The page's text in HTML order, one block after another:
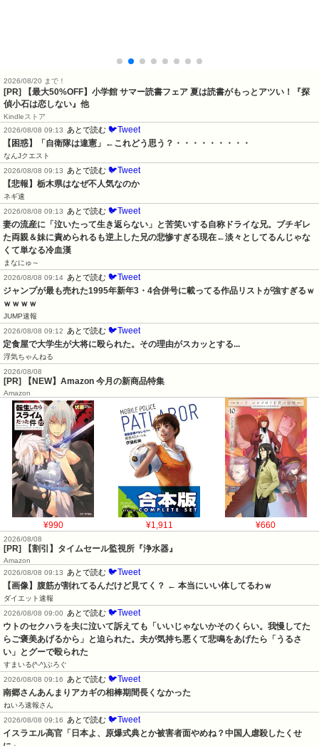
2026/08/20 まで！
[PR]
【最大50%OFF】小学館 サマー読書フェア 夏は読書がもっとアツい！『探
偵小石は恋しない』他
Kindleストア
2026/08/08 09:13
あとで読む 🐦Tweet
【困惑】「自衛隊は違憲」←これどう思う？・・・・・・・・・
なんJクエスト
2026/08/08 09:13
あとで読む 🐦Tweet
【悲報】栃木県はなぜ不人気なのか
ネギ速
2026/08/08 09:13
あとで読む 🐦Tweet
妻の流産に「泣いたって生き返らない」と苦笑いする自称ドライな兄。ブチギレ
た両親＆妹に責められるも逆上した兄の悲惨すぎる現在←淡々としてるんじゃな
くて単なる冷血漢
まなにゅ～
2026/08/08 09:14 あとで読む 🐦Tweet
ジャンプが最も売れた1995年新年3・4合併号に載ってる作品リストが強すぎるｗ
ｗｗｗｗ
JUMP速報
2026/08/08 09:12
あとで読む 🐦Tweet
定食屋で大学生が大将に殴られた。その理由がスカッとする...
浮気ちゃんねる
2026/08/08
[PR] 【NEW】Amazon 今月の新商品特集
Amazon
¥990 ¥1,911 ¥660
2026/08/08
[PR] 【割引】タイムセール監視所『浄水器』
Amazon
2026/08/08 09:13
あとで読む 🐦Tweet
【画像】腹筋が割れてるんだけど見てく？ ← 本当にいい体してるわｗ
ダイエット速報
2026/08/08 09:00
あとで読む 🐦Tweet
ウトのセクハラを夫に泣いて訴えても「いいじゃないかそのくらい。我慢してた
らご褒美あげるから」と迫られた。夫が気持ち悪くて悲鳴をあげたら「うるさ
い」とグーで殴られた
すまいる(^-^)ぶろぐ
2026/08/08 09:16
あとで読む 🐦Tweet
南郷さんあんまりアカギの相棒期間長くなかった
ねいろ速報さん
2026/08/08 09:16
あとで読む 🐦Tweet
イスラエル高官「日本よ、原爆式典とか被害者面やめね？中国人虐殺したくせ